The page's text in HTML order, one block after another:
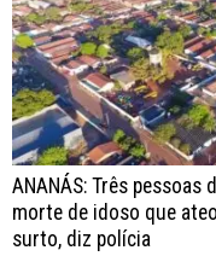
ANANÁS: Três pessoas
morte de idoso que
surto, diz polícia